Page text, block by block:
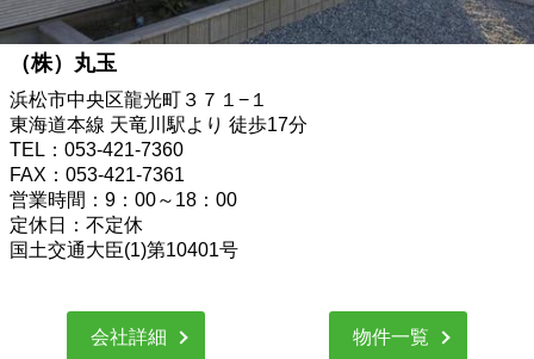
（株）丸玉
浜松市中央区龍光町３７１−１
東海道本線 天竜川駅より 徒歩17分
TEL：053-421-7360
FAX：053-421-7361
営業時間：9：00～18：00
定休日：不定休
国土交通大臣(1)第10401号
会社詳細 物件一覧